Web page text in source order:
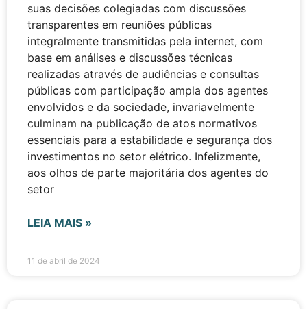
suas decisões colegiadas com discussões
transparentes em reuniões públicas
integralmente transmitidas pela internet, com
base em análises e discussões técnicas
realizadas através de audiências e consultas
públicas com participação ampla dos agentes
envolvidos e da sociedade, invariavelmente
culminam na publicação de atos normativos
essenciais para a estabilidade e segurança dos
investimentos no setor elétrico. Infelizmente,
aos olhos de parte majoritária dos agentes do
setor
LEIA MAIS »
11 de abril de 2024